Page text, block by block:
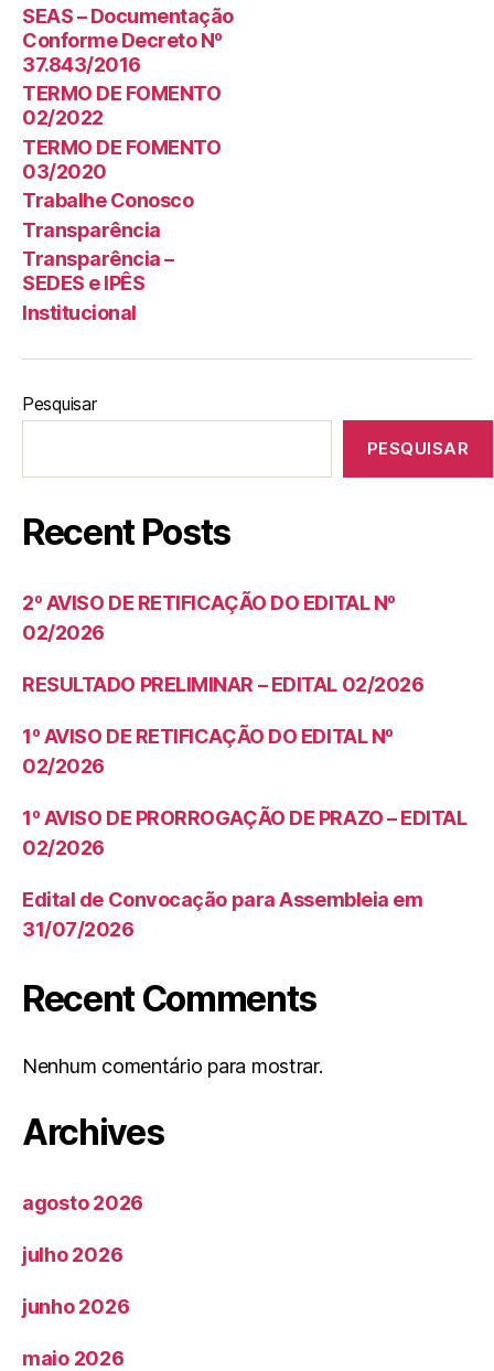
SEAS – Documentação
Conforme Decreto Nº
37.843/2016
TERMO DE FOMENTO
02/2022
TERMO DE FOMENTO
03/2020
Trabalhe Conosco
Transparência
Transparência –
SEDES e IPÊS
Institucional
Pesquisar
PESQUISAR
Recent Posts
2º AVISO DE RETIFICAÇÃO DO EDITAL Nº
02/2026
RESULTADO PRELIMINAR – EDITAL 02/2026
1º AVISO DE RETIFICAÇÃO DO EDITAL Nº
02/2026
1º AVISO DE PRORROGAÇÃO DE PRAZO – EDITAL
02/2026
Edital de Convocação para Assembleia em
31/07/2026
Recent Comments
Nenhum comentário para mostrar.
Archives
agosto 2026
julho 2026
junho 2026
maio 2026